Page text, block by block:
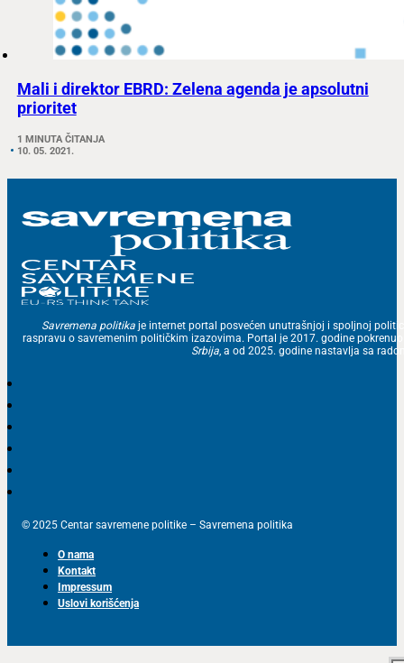
Mali i direktor EBRD: Zelena agenda je apsolutni
prioritet
1 MINUTA ČITANJA
10. 05. 2021.
Savremena politika je internet portal posvećen unutrašnjoj i spoljnoj
raspravu o savremenim političkim izazovima. Portal je 2017. godine
Srbija, a od 2025. godine nastavlja sa
© 2025 Centar savremene politike – Savremena politika
O nama
Kontakt
Impressum
Uslovi korišćenja